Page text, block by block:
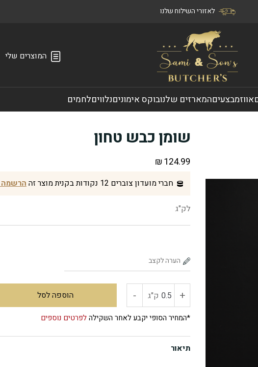
לאזורי השילוח שלנו
המוצרים שלי
אווזמבצעיםהמארזים שלנובוקס אימוניםנלוויםלחמים
שומן כבש טחון
₪124.99
חברי מועדון צוברים 12 נקודות בקנית מוצר זה הרשמה
לק"ג
+ כמות
של
שומן
ק"ג - הוספה לסל
*המחיר הסופי יקבע לאחר השקילהלפרטים נוספים
תיאור